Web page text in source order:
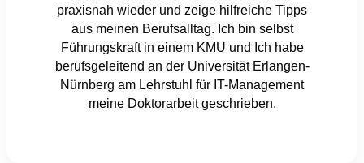
praxisnah wieder und zeige hilfreiche Tipps
aus meinen Berufsalltag. Ich bin selbst
Führungskraft in einem KMU und Ich habe
berufsgeleitend an der Universität Erlangen-
Nürnberg am Lehrstuhl für IT-Management
meine Doktorarbeit geschrieben.